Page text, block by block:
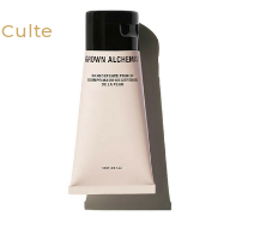
Culte